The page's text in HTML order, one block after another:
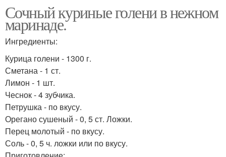
Сочный куриные голени в нежном
маринаде.
Ингредиенты:
Курица голени - 1300 г.
Сметана - 1 ст.
Лимон - 1 шт.
Чеснок - 4 зубчика.
Петрушка - по вкусу.
Орегано сушеный - 0, 5 ст. Ложки.
Перец молотый - по вкусу.
Соль - 0, 5 ч. ложки или по вкусу.